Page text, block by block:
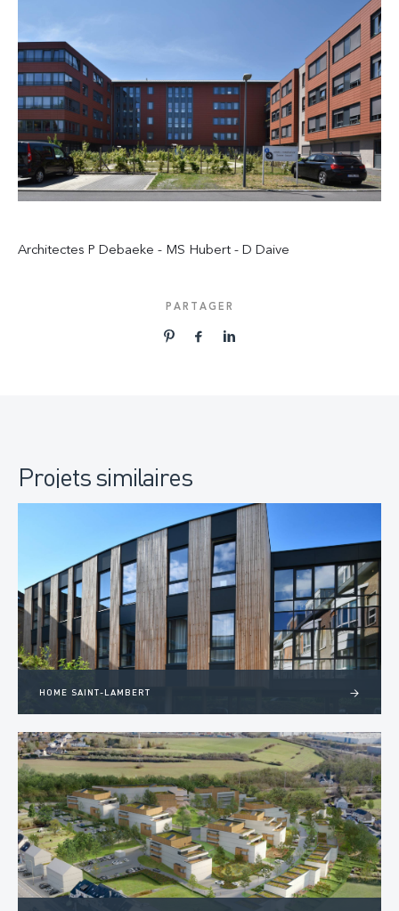
Architectes P Debaeke - MS Hubert - D Daive
PARTAGER
Projets similaires
HOME SAINT-LAMBERT >